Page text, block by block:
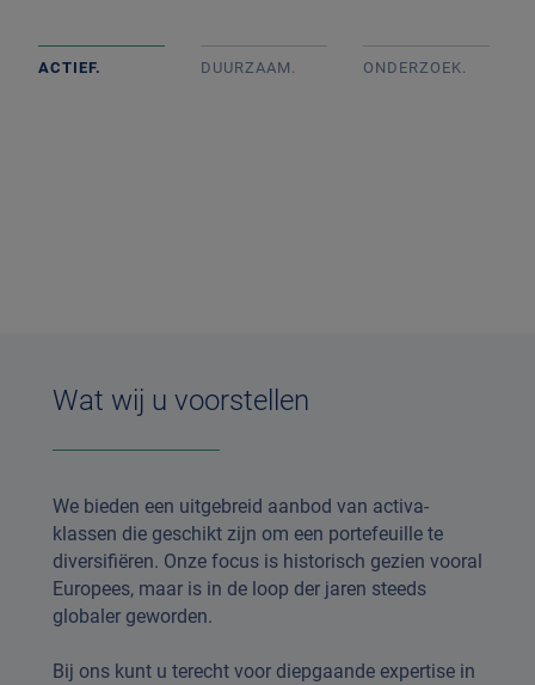
ACTIEF. DUURZAAM. ONDERZOEK.
Wat wij u voorstellen
We bieden een uitgebreid aanbod van activa-
klassen die geschikt zijn om een portefeuille te
diversifiëren. Onze focus is historisch gezien vooral
Europees, maar is in de loop der jaren steeds
globaler geworden.
Bij ons kunt u terecht voor diepgaande expertise in